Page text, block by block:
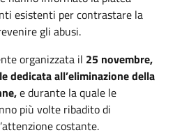
esistenti per contrastare la
gli abusi.
organizzata il 25 novembre,
dedicata all’eliminazione della
e durante la quale le
più volte ribadito di
costante.